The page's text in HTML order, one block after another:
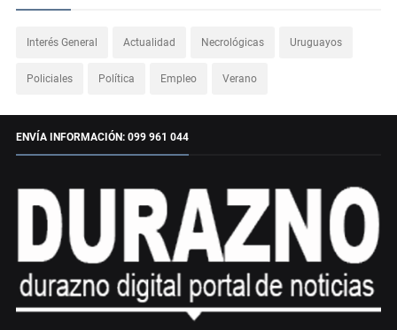
Interés General Actualidad Necrológicas Uruguayos
Policiales Política Empleo Verano
ENVÍA INFORMACIÓN: 099 961 044